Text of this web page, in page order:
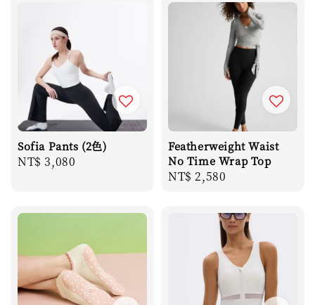
Sofia Pants (2色)
Regular
NT$ 3,080
Featherweight Waist
No Time Wrap Top
Regular
NT$ 2,580